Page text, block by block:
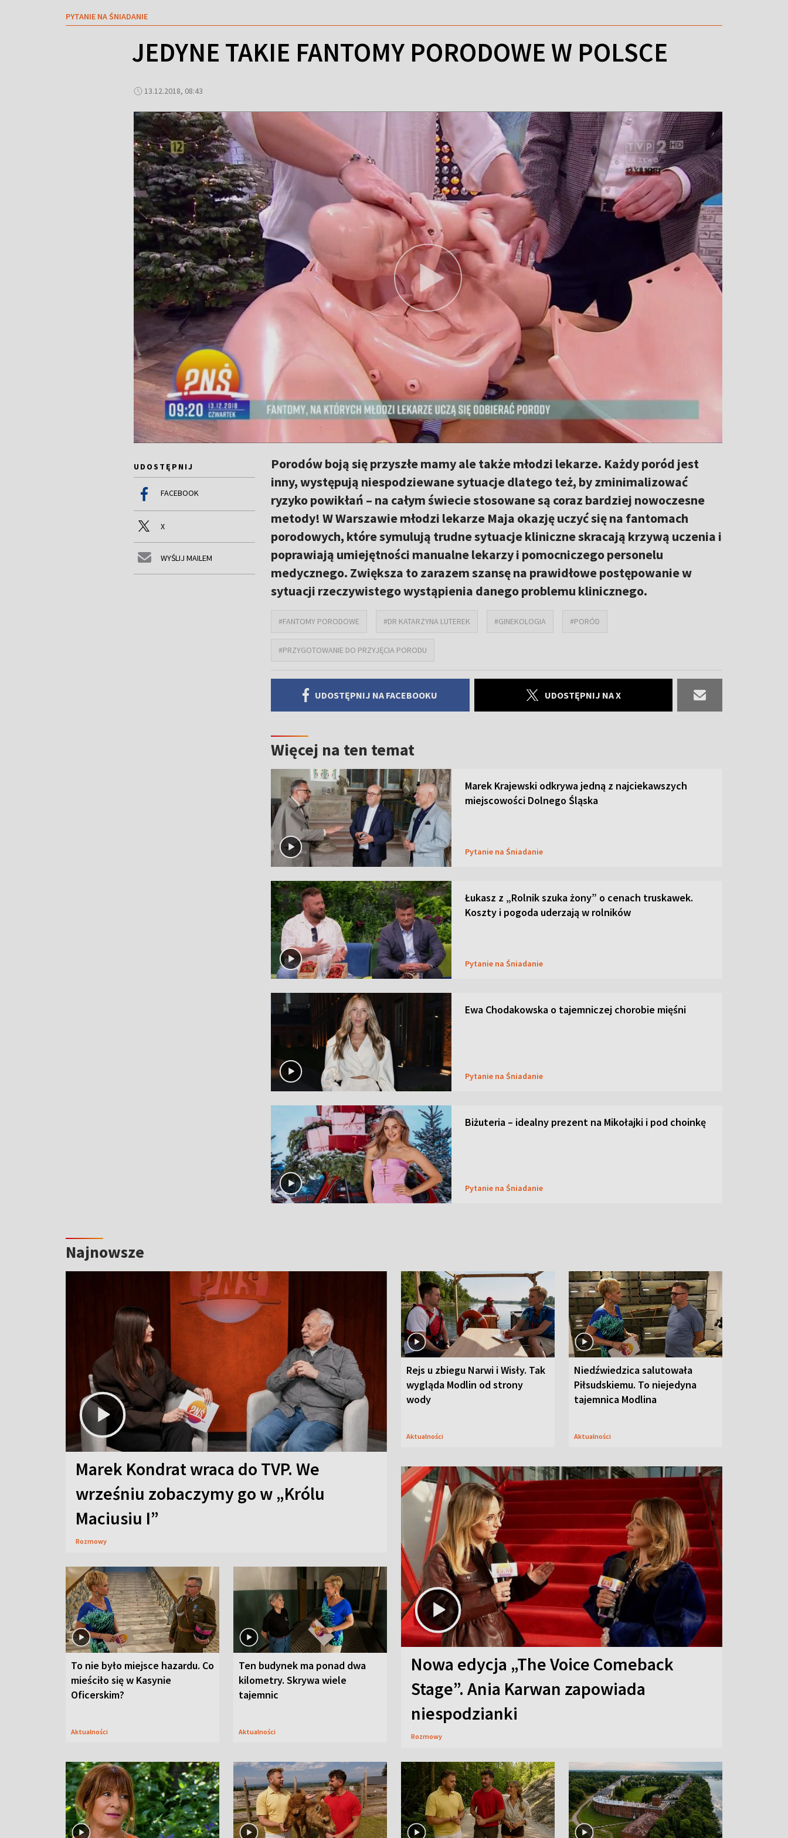
PYTANIE NA ŚNIADANIE
JEDYNE TAKIE FANTOMY PORODOWE W POLSCE
13.12.2018, 08:43
UDOSTĘPNIJ
FACEBOOK
X
WYŚLIJ MAILEM
Porodów boją się przyszłe mamy ale także młodzi lekarze. Każdy poród jest
inny, występują niespodziewane sytuacje dlatego też, by zminimalizować
ryzyko powikłań – na całym świecie stosowane są coraz bardziej nowoczesne
metody! W Warszawie młodzi lekarze Maja okazję uczyć się na fantomach
porodowych, które symulują trudne sytuacje kliniczne skracają krzywą uczenia i
poprawiają umiejętności manualne lekarzy i pomocniczego personelu
medycznego. Zwiększa to zarazem szansę na prawidłowe postępowanie w
sytuacji rzeczywistego wystąpienia danego problemu klinicznego.
#FANTOMY PORODOWE #DR KATARZYNA LUTEREK #GINEKOLOGIA #PORÓD
#PRZYGOTOWANIE DO PRZYJĘCIA PORODU
UDOSTĘPNIJ NA FACEBOOKU UDOSTĘPNIJ NA X
Więcej na ten temat
Marek Krajewski odkrywa jedną z najciekawszych
miejscowości Dolnego Śląska
Pytanie na Śniadanie
Łukasz z „Rolnik szuka żony” o cenach truskawek.
Koszty i pogoda uderzają w rolników
Pytanie na Śniadanie
Ewa Chodakowska o tajemniczej chorobie mięśni
Pytanie na Śniadanie
Biżuteria – idealny prezent na Mikołajki i pod choinkę
Pytanie na Śniadanie
Najnowsze
Marek Kondrat wraca do TVP. We
wrześniu zobaczymy go w „Królu
Maciusiu I”
Rozmowy
Rejs u zbiegu Narwi i Wisły. Tak
wygląda Modlin od strony
wody
Aktualności
Niedźwiedzica salutowała
Piłsudskiemu. To niejedyna
tajemnica Modlina
Aktualności
To nie było miejsce hazardu. Co
mieściło się w Kasynie
Oficerskim?
Aktualności
Ten budynek ma ponad dwa
kilometry. Skrywa wiele
tajemnic
Aktualności
Nowa edycja „The Voice Comeback
Stage”. Ania Karwan zapowiada
niespodzianki
Rozmowy